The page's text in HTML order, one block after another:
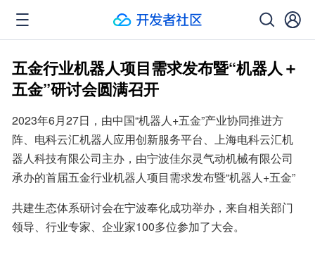
五金行业机器人项目需求发布暨“机器人＋
五金”研讨会圆满召开
2023年6月27日，由中国“机器人+五金”产业协同推进方
阵、电科云汇机器人应用创新服务平台、上海电科云汇机
器人科技有限公司主办，由宁波佳尔灵气动机械有限公司
承办的首届五金行业机器人项目需求发布暨“机器人+五金”
共建生态体系研讨会在宁波奉化成功举办，来自相关部门
领导、行业专家、企业家100多位参加了大会。